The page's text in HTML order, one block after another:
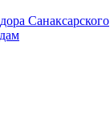
Санаксарского